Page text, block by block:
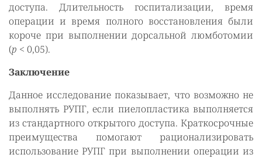
доступа. Длительность госпитализации, время
операции и время полного восстановления были
короче при выполнении дорсальной люмботомии
(p < 0,05).
Заключение
Данное исследование показывает, что возможно не
выполнять РУПГ, если пиелопластика выполняется
из стандартного открытого доступа. Краткосрочные
преимущества помогают рационализировать
использование РУПГ при выполнении операции из